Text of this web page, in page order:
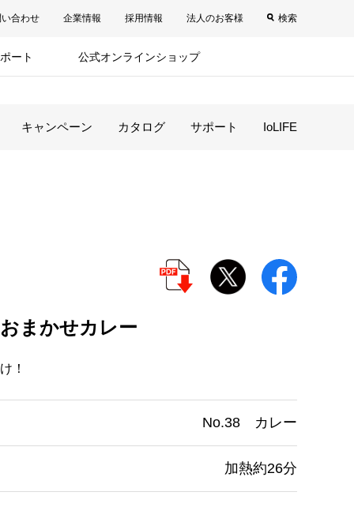
合わせ 企業情報 採用情報 法人のお客様 検索
ート 公式オンラインショップ
キャンペーン カタログ サポート IoLIFE
まかせカレー
！
No.38 カレー
加熱約26分